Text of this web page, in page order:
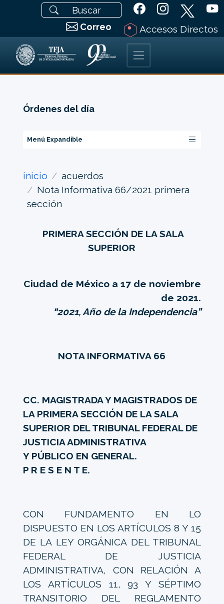
Correo Accesos Directos
Órdenes del día
Menú Expandible
inicio
acuerdos
Nota Informativa 66/2021 primera
sección
PRIMERA SECCIÓN DE LA SALA
SUPERIOR
Ciudad de México a 17 de noviembre
de 2021.
“2021, Año de la Independencia”
NOTA INFORMATIVA 66
CC. MAGISTRADA Y MAGISTRADOS DE
LA PRIMERA SECCIÓN DE LA SALA
SUPERIOR DEL TRIBUNAL FEDERAL DE
JUSTICIA ADMINISTRATIVA
Y PÚBLICO EN GENERAL.
P R E S E N T E.
CON FUNDAMENTO EN LO
DISPUESTO EN LOS ARTÍCULOS 8 Y 15
DE LA LEY ORGÁNICA DEL TRIBUNAL
FEDERAL DE JUSTICIA
ADMINISTRATIVA, CON RELACIÓN A
LOS ARTÍCULOS 11, 93 Y SÉPTIMO
TRANSITORIO DEL REGLAMENTO